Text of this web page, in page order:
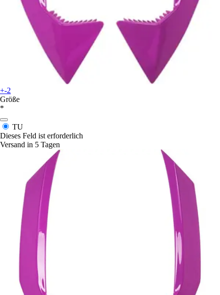
+-2
Größe
*
TU
Dieses Feld ist erforderlich
Versand in 5 Tagen